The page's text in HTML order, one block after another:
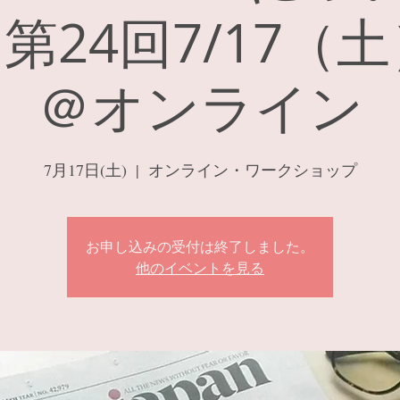
24回7/17（
＠オンライン
7月17日(土)
  |
オンライン・ワークショップ
お申し込みの受付は終了しました。
他のイベントを見る